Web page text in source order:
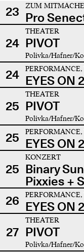
23
ZUM
Pro
24
THEATER
PIVOT
Polivka/Hafner/
24 EYES ON
25
THEATER
PIVOT
Polivka/Hafner/
25 EYES ON
25
KONZERT
Binary
Pixxies +
26 EYES ON
27
THEATER
PIVOT
Polivka/Hafner/